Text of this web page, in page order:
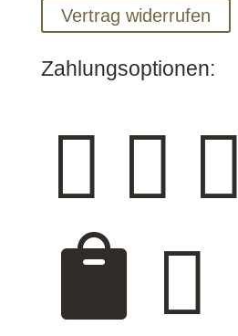
Vertrag widerrufen
Zahlungsoptionen:
  
 